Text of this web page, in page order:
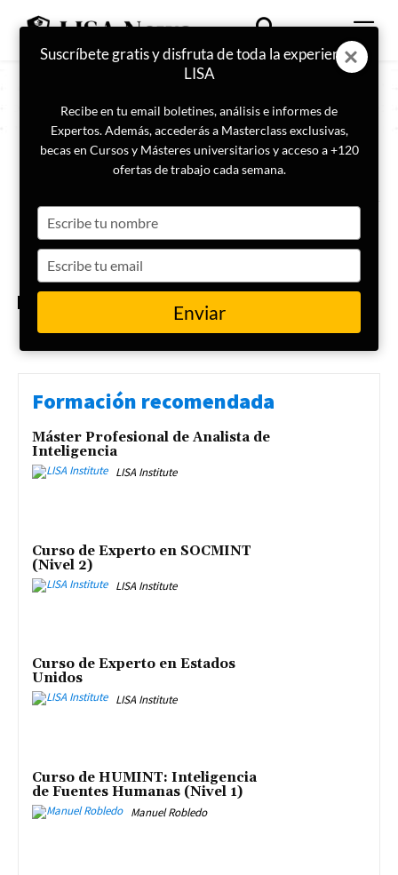
ETIQUETA
directivos de seguridad
Entrevista a Daniel Villegas,
fundador de LISA Institute, en
la revista de ADSI
Formación recomendada
Máster Profesional de Analista de
Inteligencia
LISA Institute
Curso de Experto en SOCMINT
(Nivel 2)
LISA Institute
Curso de Experto en Estados
Unidos
LISA Institute
Curso de HUMINT: Inteligencia
de Fuentes Humanas (Nivel 1)
Manuel Robledo
Suscríbete gratis y disfruta de toda la experiencia
LISA
Recibe en tu email boletines, análisis e informes de
Expertos. Además, accederás a Masterclass exclusivas,
becas en Cursos y Másteres universitarios y acceso a +120
ofertas de trabajo cada semana.
your
name
your
email
Enviar